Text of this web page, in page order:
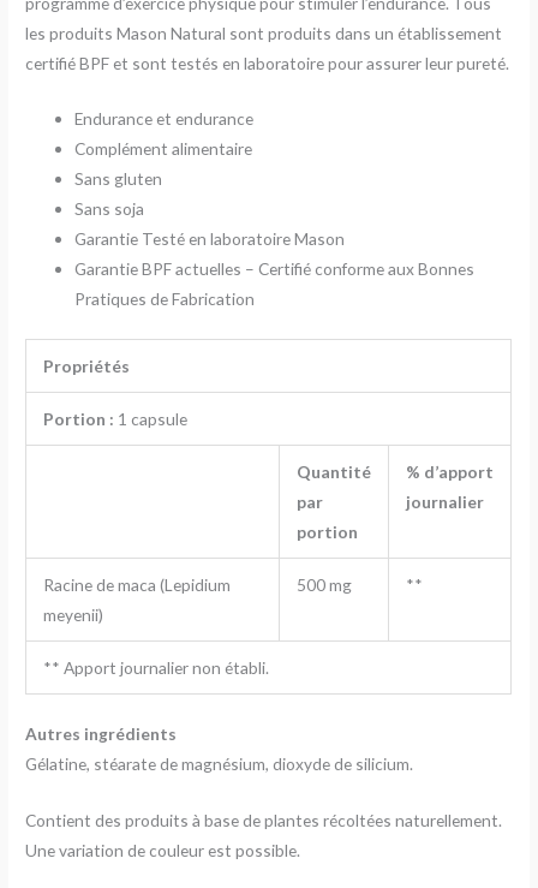
les produits Mason Natural sont produits dans un établissement
certifié BPF et sont testés en laboratoire pour assurer leur pureté.
Endurance et endurance
Complément alimentaire
Sans gluten
Sans soja
Garantie Testé en laboratoire Mason
Garantie BPF actuelles – Certifié conforme aux Bonnes
Pratiques de Fabrication
Propriétés
Portion : 1 capsule
Quantité
par
portion
% d’apport
journalier
Racine de maca (Lepidium
meyenii)
500 mg **
** Apport journalier non établi.
Autres ingrédients
Gélatine, stéarate de magnésium, dioxyde de silicium.
Contient des produits à base de plantes récoltées naturellement.
Une variation de couleur est possible.